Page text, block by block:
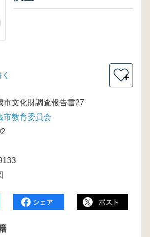
＋
市文化財調査報告書27
市教育委員会